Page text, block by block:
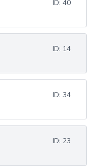
ID: 40
ID: 14
ID: 34
ID: 23